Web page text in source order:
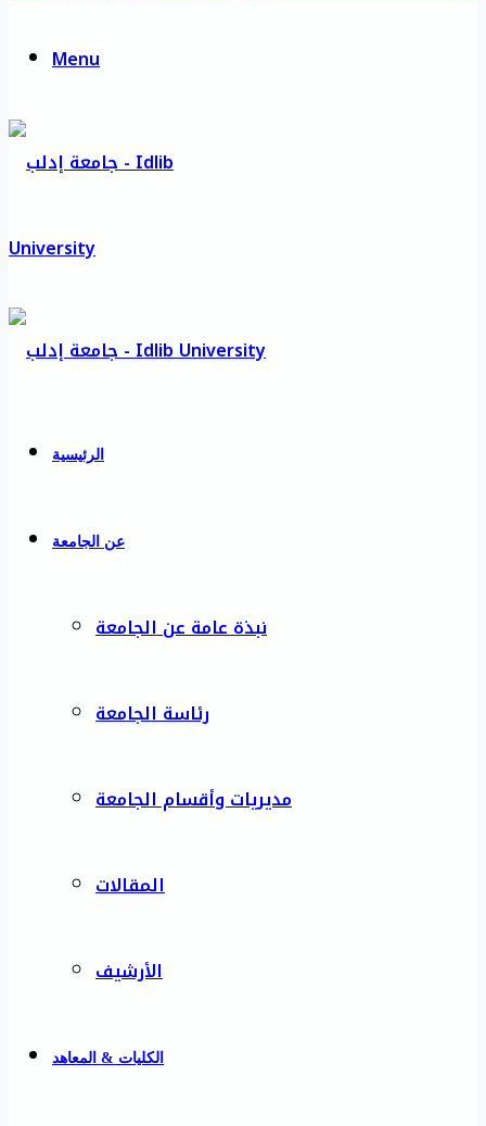
Menu
الرئيسية
عن الجامعة
نبذة عامة عن الجامعة
رئاسة الجامعة
مديريات وأقسام الجامعة
المقالات
الأرشيف
الكليات & المعاهد